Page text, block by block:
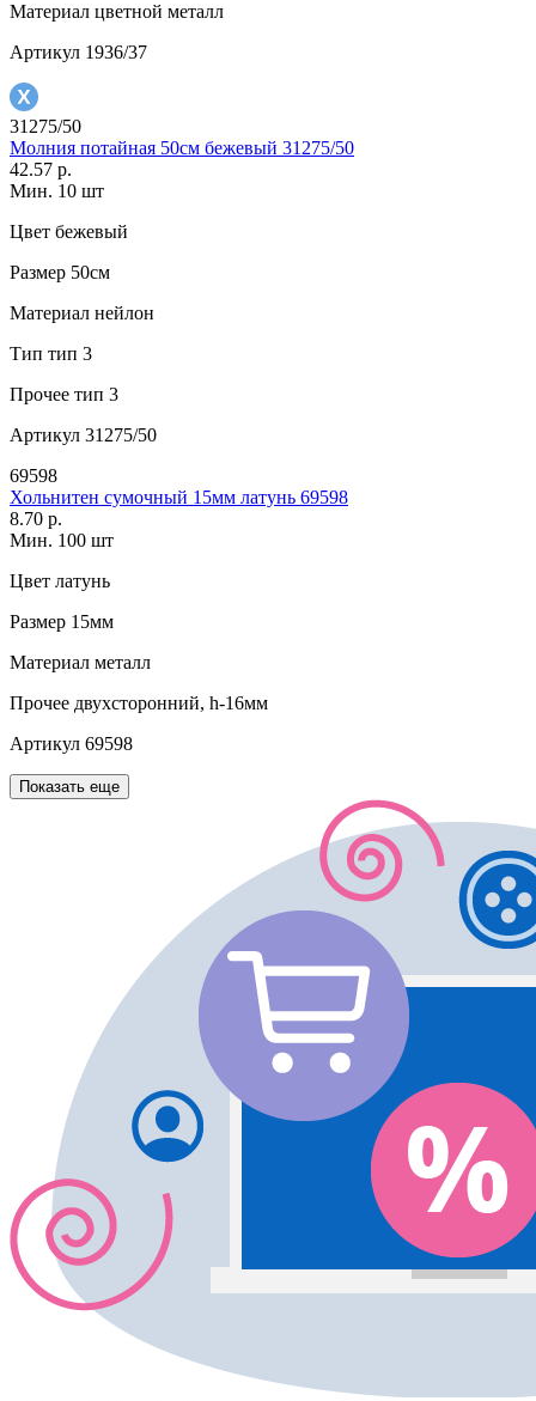
Материал цветной металл
Артикул 1936/37
31275/50
Молния потайная 50см бежевый 31275/50
42.57 р.
Мин. 10 шт
Цвет бежевый
Размер 50см
Материал нейлон
Тип тип 3
Прочее тип 3
Артикул 31275/50
69598
Хольнитен сумочный 15мм латунь 69598
8.70 р.
Мин. 100 шт
Цвет латунь
Размер 15мм
Материал металл
Прочее двухсторонний, h-16мм
Артикул 69598
Показать еще